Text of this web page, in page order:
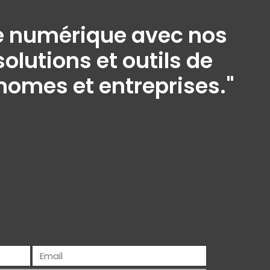
numérique avec nos
et outils de
et entreprises."